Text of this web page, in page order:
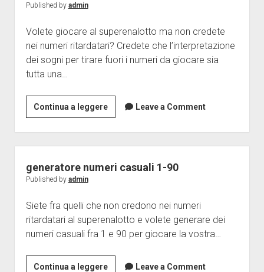
Published by admin
Volete giocare al superenalotto ma non credete
nei numeri ritardatari? Credete che l’interpretazione
dei sogni per tirare fuori i numeri da giocare sia
tutta una…
Continua a leggereGeneratore
numeri
casuali
superenalotto
Leave a Comment
generatore numeri casuali 1-90
Published by admin
Siete fra quelli che non credono nei numeri
ritardatari al superenalotto e volete generare dei
numeri casuali fra 1 e 90 per giocare la vostra…
Continua a leggeregeneratoreLeave a Comment